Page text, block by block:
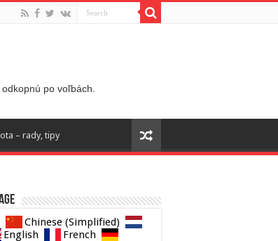
po voľbách.
– rady, tipy
Chinese (Simplified)
English
French